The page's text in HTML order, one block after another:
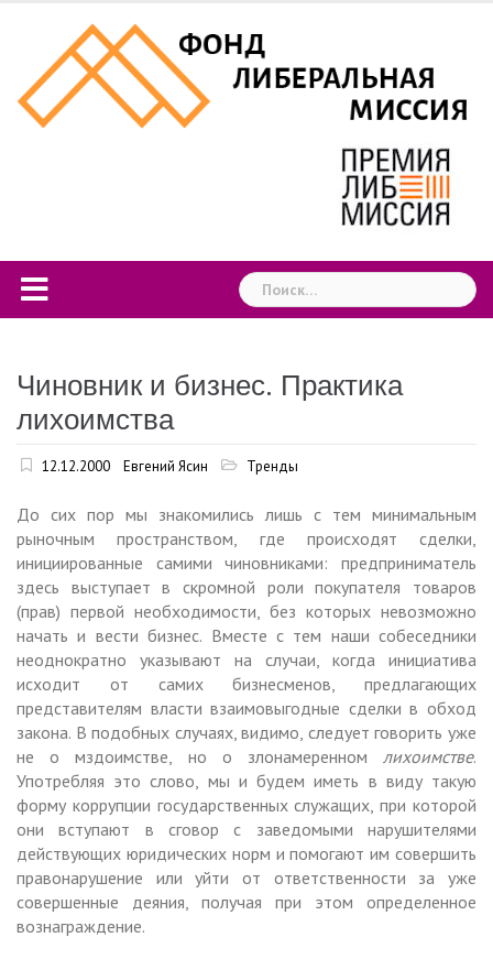
content
Найти:
Чиновник и бизнес. Практика
лихоимства
12.12.2000 Евгений Ясин Тренды
До сих пор мы знакомились лишь с тем минимальным
рыночным пространством, где происходят сделки,
инициированные самими чиновниками: предприниматель
здесь выступает в скромной роли покупателя товаров
(прав) первой необходимости, без которых невозможно
начать и вести бизнес. Вместе с тем наши собеседники
неоднократно указывают на случаи, когда инициатива
исходит от самих бизнесменов, предлагающих
представителям власти взаимовыгодные сделки в обход
закона. В подобных случаях, видимо, следует говорить уже
не о мздоимстве, но о злонамеренном лихоимстве.
Употребляя это слово, мы и будем иметь в виду такую
форму коррупции государственных служащих, при которой
они вступают в сговор с заведомыми нарушителями
действующих юридических норм и помогают им совершить
правонарушение или уйти от ответственности за уже
совершенные деяния, получая при этом определенное
вознаграждение.